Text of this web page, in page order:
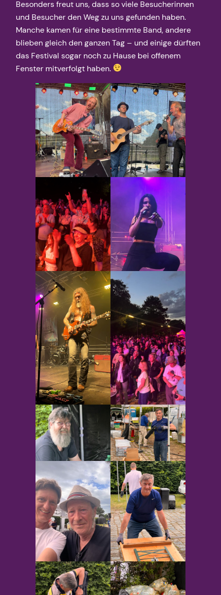
Besonders freut uns, dass so viele Besucherinnen
und Besucher den Weg zu uns gefunden haben.
Manche kamen für eine bestimmte Band, andere
blieben gleich den ganzen Tag – und einige dürften
das Festival sogar noch zu Hause bei offenem
Fenster mitverfolgt haben.